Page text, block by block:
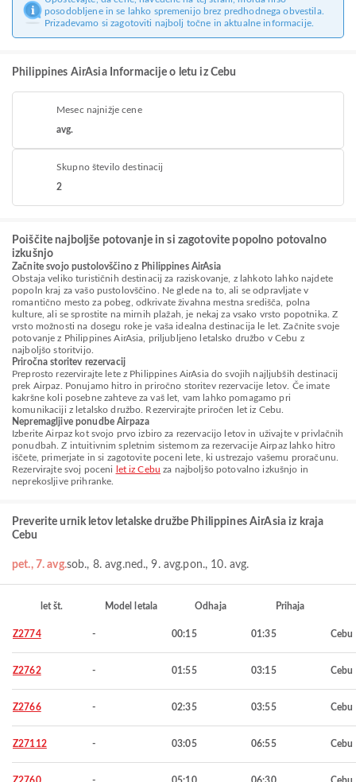
posodobljene in se lahko spremenijo brez predhodnega obvestila.
Prizadevamo si zagotoviti najbolj točne in aktualne informacije.
Philippines AirAsia Informacije o letu iz Cebu
Mesec najnižje cene
avg.
Skupno število destinacij
2
Poiščite najboljše potovanje in si zagotovite popolno potovalno
izkušnjo
Začnite svojo pustolovščino z Philippines AirAsia
Obstaja veliko turističnih destinacij za raziskovanje, z lahkoto lahko najdete
popoln kraj za vašo pustolovščino. Ne glede na to, ali se odpravljate v
romantično mesto za pobeg, odkrivate živahna mestna središča, polna
kulture, ali se sprostite na mirnih plažah, je nekaj za vsako vrsto popotnika. Z
vrsto možnosti na dosegu roke je vaša idealna destinacija le let. Začnite svoje
potovanje z Philippines AirAsia, priljubljeno letalsko družbo v Cebu z
najboljšo storitvijo.
Priročna storitev rezervacij
Preprosto rezervirajte lete z Philippines AirAsia do svojih najljubših destinacij
prek Airpaz. Ponujamo hitro in priročno storitev rezervacije letov. Če imate
kakršne koli posebne zahteve za vaš let, vam lahko pomagamo pri
komunikaciji z letalsko družbo. Rezervirajte priročen let iz Cebu.
Nepremagljive ponudbe Airpaza
Izberite Airpaz kot svojo prvo izbiro za rezervacijo letov in uživajte v privlačnih
ponudbah. Z intuitivnim spletnim sistemom za rezervacije Airpaz lahko hitro
iščete, primerjate in si zagotovite poceni lete, ki ustrezajo vašemu proračunu.
Rezervirajte svoj poceni
let iz Cebu za najboljšo potovalno izkušnjo in
neprekosljive prihranke.
Preverite urnik letov letalske družbe Philippines AirAsia iz kraja
Cebu
pet., 7. avg.sob., 8. avg.ned., 9. avg.pon., 10. avg.
let št. Model letala Odhaja Prihaja
Z2774 - 00:15 01:35 Cebu
Z2762 - 01:55 03:15 Cebu
Z2766 - 02:35 03:55 Cebu
Z27112 - 03:05 06:55 Cebu